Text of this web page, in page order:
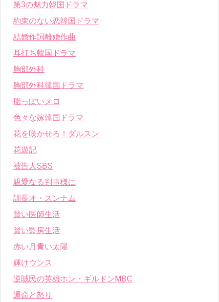
第3の魅力韓国ドラマ
約束のない恋韓国ドラマ
結婚作詞離婚作曲
耳打ち韓国ドラマ
胸部外科
胸部外科韓国ドラマ
脂っぽいメロ
色々な嫁韓国ドラマ
花を咲かせろ！ダルスン
花遊記
被告人SBS
親愛なる判事様に
訓長オ・スンナム
賢い医師生活
賢い監房生活
赤い月青い太陽
輝けウンス
逆賊民の英雄ホン・ギルドンMBC
運命と怒り